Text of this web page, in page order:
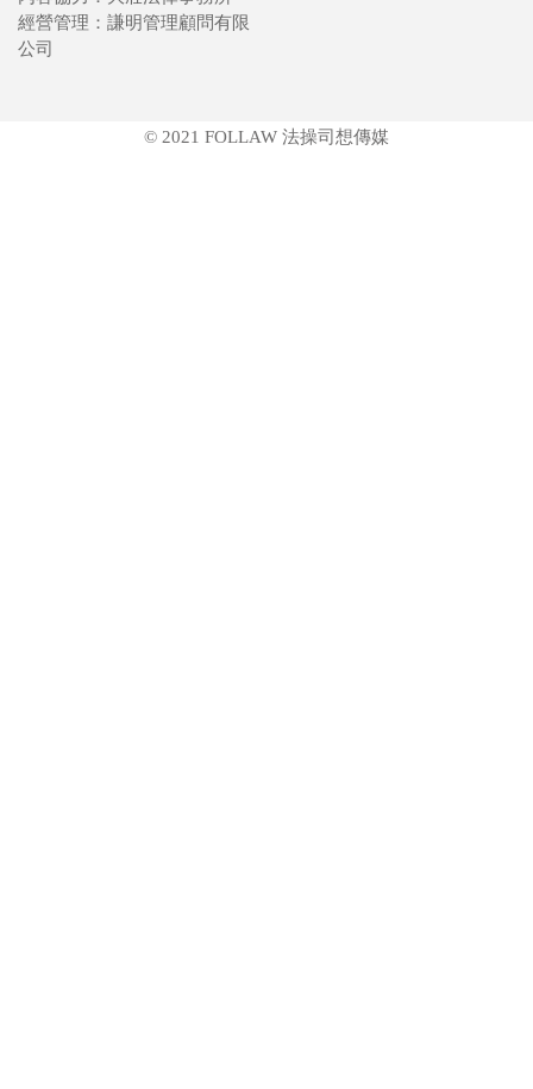
經營管理：謙明管理顧問有限
公司
© 2021 FOLLAW 法操司想傳媒